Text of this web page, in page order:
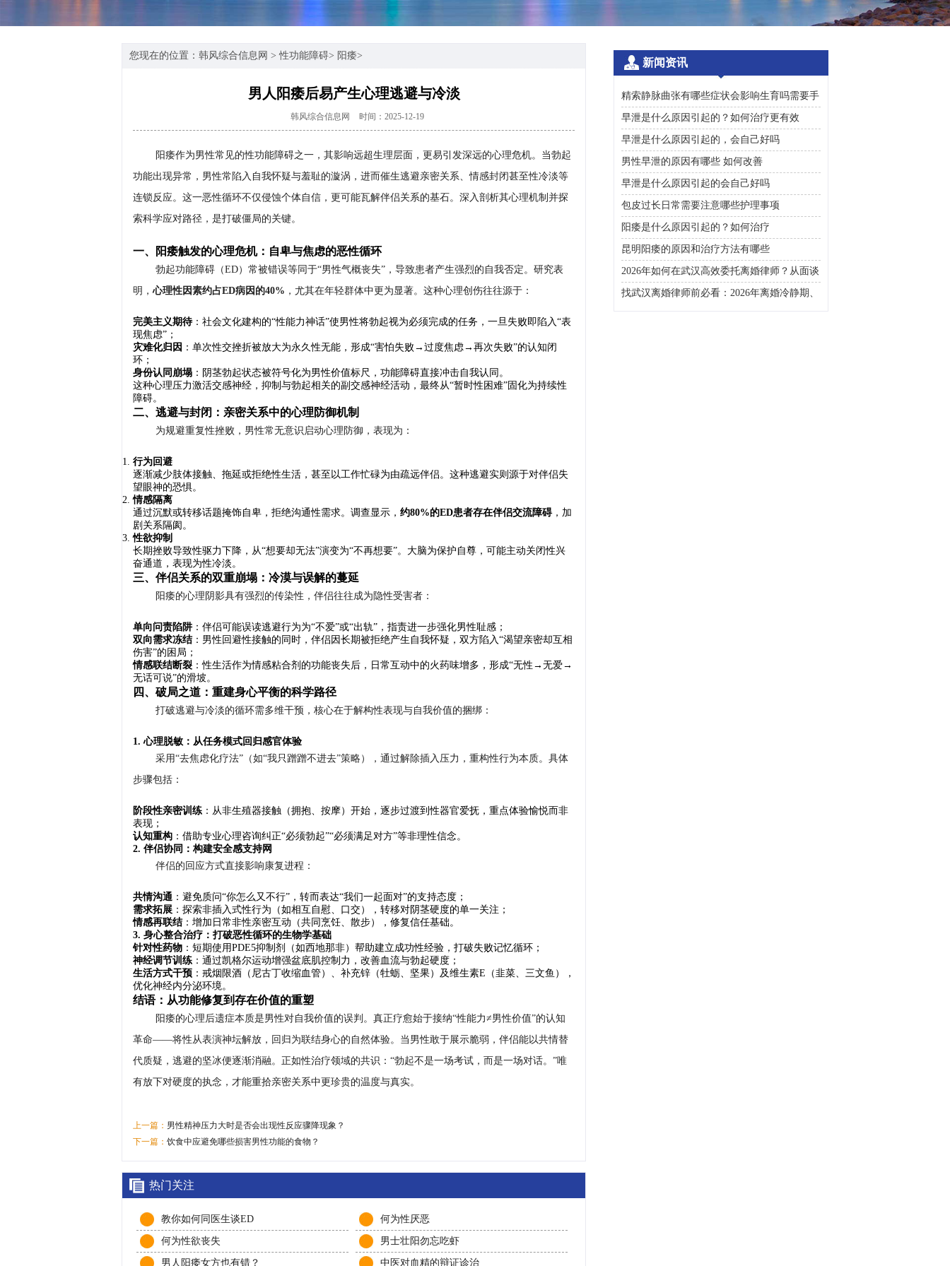
您现在的位置： 韩风综合信息网 >性功能障碍> 阳痿>
男人阳痿后易产生心理逃避与冷淡
韩风综合信息网 时间：2025-12-19
阳痿作为男性常见的性功能障碍之一，其影响远超生理层面，更易引发深远的心理危机。当勃起
功能出现异常，男性常陷入自我怀疑与羞耻的漩涡，进而催生逃避亲密关系、情感封闭甚至性冷淡等
连锁反应。这一恶性循环不仅侵蚀个体自信，更可能瓦解伴侣关系的基石。深入剖析其心理机制并探
索科学应对路径，是打破僵局的关键。
一、阳痿触发的心理危机：自卑与焦虑的恶性循环
勃起功能障碍（ED）常被错误等同于“男性气概丧失”，导致患者产生强烈的自我否定。研究表
明， 心理性因素约占ED病因的40% ，尤其在年轻群体中更为显著。这种心理创伤往往源于：
完美主义期待：社会文化建构的“性能力神话”使男性将勃起视为必须完成的任务，一旦失败即陷入“表
现焦虑”；
灾难化归因 ：单次性交挫折被放大为永久性无能，形成“害怕失败→过度焦虑→再次失败”的认知闭
环；
身份认同崩塌 ：阴茎勃起状态被符号化为男性价值标尺，功能障碍直接冲击自我认同。
这种心理压力激活交感神经，抑制与勃起相关的副交感神经活动，最终从“暂时性困难”固化为持续性
障碍。
二、逃避与封闭：亲密关系中的心理防御机制
为规避重复性挫败，男性常无意识启动心理防御，表现为：
行为回避
逐渐减少肢体接触、拖延或拒绝性生活，甚至以工作忙碌为由疏远伴侣。这种逃避实则源于对伴侣失
望眼神的恐惧。
情感隔离
通过沉默或转移话题掩饰自卑，拒绝沟通性需求。调查显示， 约80%的ED患者存在伴侣交流障碍，加
剧关系隔阂。
性欲抑制
长期挫败导致性驱力下降，从“想要却无法”演变为“不再想要”。大脑为保护自尊，可能主动关闭性兴
奋通道，表现为性冷淡。
三、伴侣关系的双重崩塌：冷漠与误解的蔓延
阳痿的心理阴影具有强烈的传染性，伴侣往往成为隐性受害者：
单向问责陷阱：伴侣可能误读逃避行为为“不爱”或“出轨”，指责进一步强化男性耻感；
双向需求冻结：男性回避性接触的同时，伴侣因长期被拒绝产生自我怀疑，双方陷入“渴望亲密却互相
伤害”的困局；
情感联结断裂 ：性生活作为情感粘合剂的功能丧失后，日常互动中的火药味增多，形成“无性→无爱→
无话可说”的滑坡。
四、破局之道：重建身心平衡的科学路径
打破逃避与冷淡的循环需多维干预，核心在于解构性表现与自我价值的捆绑：
1. 心理脱敏：从任务模式回归感官体验
采用“去焦虑化疗法”（如“我只蹭蹭不进去”策略），通过解除插入压力，重构性行为本质。具体
步骤包括：
阶段性亲密训练 ：从非生殖器接触（拥抱、按摩）开始，逐步过渡到性器官爱抚，重点体验愉悦而非
表现；
认知重构 ：借助专业心理咨询纠正“必须勃起”“必须满足对方”等非理性信念。
2. 伴侣协同：构建安全感支持网
伴侣的回应方式直接影响康复进程：
共情沟通 ：避免质问“你怎么又不行”，转而表达“我们一起面对”的支持态度；
需求拓展 ：探索非插入式性行为（如相互自慰、口交），转移对阴茎硬度的单一关注；
情感再联结：增加日常非性亲密互动（共同烹饪、散步），修复信任基础。
3. 身心整合治疗：打破恶性循环的生物学基础
针对性药物 ：短期使用PDE5抑制剂（如西地那非）帮助建立成功性经验，打破失败记忆循环；
神经调节训练 ：通过凯格尔运动增强盆底肌控制力，改善血流与勃起硬度；
生活方式干预 ：戒烟限酒（尼古丁收缩血管）、补充锌（牡蛎、坚果）及维生素E（韭菜、三文鱼），
优化神经内分泌环境。
结语：从功能修复到存在价值的重塑
阳痿的心理后遗症本质是男性对自我价值的误判。真正疗愈始于接纳“性能力≠男性价值”的认知
革命——将性从表演神坛解放，回归为联结身心的自然体验。当男性敢于展示脆弱，伴侣能以共情替
代质疑，逃避的坚冰便逐渐消融。正如性治疗领域的共识：“勃起不是一场考试，而是一场对话。”唯
有放下对硬度的执念，才能重拾亲密关系中更珍贵的温度与真实。
上一篇： 男性精神压力大时是否会出现性反应骤降现象？
下一篇： 饮食中应避免哪些损害男性功能的食物？
热门关注
教你如何同医生谈ED 何为性厌恶
何为性欲丧失 男士壮阳勿忘吃虾
男人阳痿女方也有错？ 中医对血精的辩证诊治
新闻资讯
精索静脉曲张有哪些症状会影响生育吗需要手
术治疗吗
早泄是什么原因引起的？如何治疗更有效
早泄是什么原因引起的，会自己好吗
男性早泄的原因有哪些 如何改善
早泄是什么原因引起的会自己好吗
包皮过长日常需要注意哪些护理事项
阳痿是什么原因引起的？如何治疗
昆明阳痿的原因和治疗方法有哪些
2026年如何在武汉高效委托离婚律师？从面谈
咨询到判决执行的完整避雷手册
找武汉离婚律师前必看：2026年离婚冷静期、